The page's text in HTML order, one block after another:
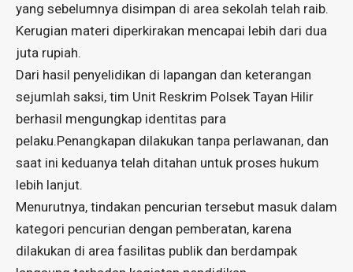
yang sebelumnya disimpan di area sekolah telah raib.
Kerugian materi diperkirakan mencapai lebih dari dua
juta rupiah.
Dari hasil penyelidikan di lapangan dan keterangan
sejumlah saksi, tim Unit Reskrim Polsek Tayan Hilir
berhasil mengungkap identitas para
pelaku.Penangkapan dilakukan tanpa perlawanan, dan
saat ini keduanya telah ditahan untuk proses hukum
lebih lanjut.
Menurutnya, tindakan pencurian tersebut masuk dalam
kategori pencurian dengan pemberatan, karena
dilakukan di area fasilitas publik dan berdampak